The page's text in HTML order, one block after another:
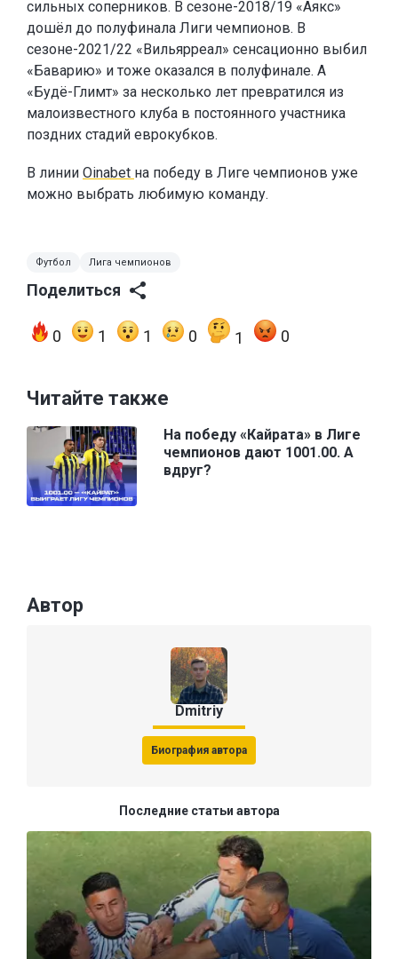
сильных соперников. В сезоне-2018/19 «Аякс»
дошёл до полуфинала Лиги чемпионов. В
сезоне-2021/22 «Вильярреал» сенсационно выбил
«Баварию» и тоже оказался в полуфинале. А
«Будё-Глимт» за несколько лет превратился из
малоизвестного клуба в постоянного участника
поздних стадий еврокубков.
В линии Oinabet на победу в Лиге чемпионов уже
можно выбрать любимую команду.
Футбол Лига чемпионов
Поделиться
0 1 1 0 1 0
Читайте также
На победу «Кайрата» в Лиге
чемпионов дают 1001.00. А
вдруг?
Автор
Dmitriy
Биография автора
Последние статьи автора